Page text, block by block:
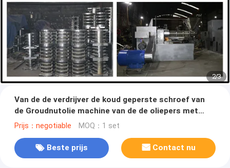
2/3
Van de de verdrijver de koud geperste schroef van
de Groudnutolie machine van de de oliepers met
30Kw
Prijs：negotiable MOQ：1 set
Beste prijs Contact nu